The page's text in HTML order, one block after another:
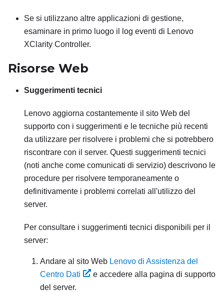
Se si utilizzano altre applicazioni di gestione,
esaminare in primo luogo il log eventi di Lenovo
XClarity Controller.
Risorse Web
Suggerimenti tecnici
Lenovo aggiorna costantemente il sito Web del
supporto con i suggerimenti e le tecniche più recenti
da utilizzare per risolvere i problemi che si potrebbero
riscontrare con il server. Questi suggerimenti tecnici
(noti anche come comunicati di servizio) descrivono le
procedure per risolvere temporaneamente o
definitivamente i problemi correlati all'utilizzo del
server.
Per consultare i suggerimenti tecnici disponibili per il
server:
Andare al sito Web Lenovo di Assistenza del
Centro Dati
e accedere alla pagina di supporto
del server.